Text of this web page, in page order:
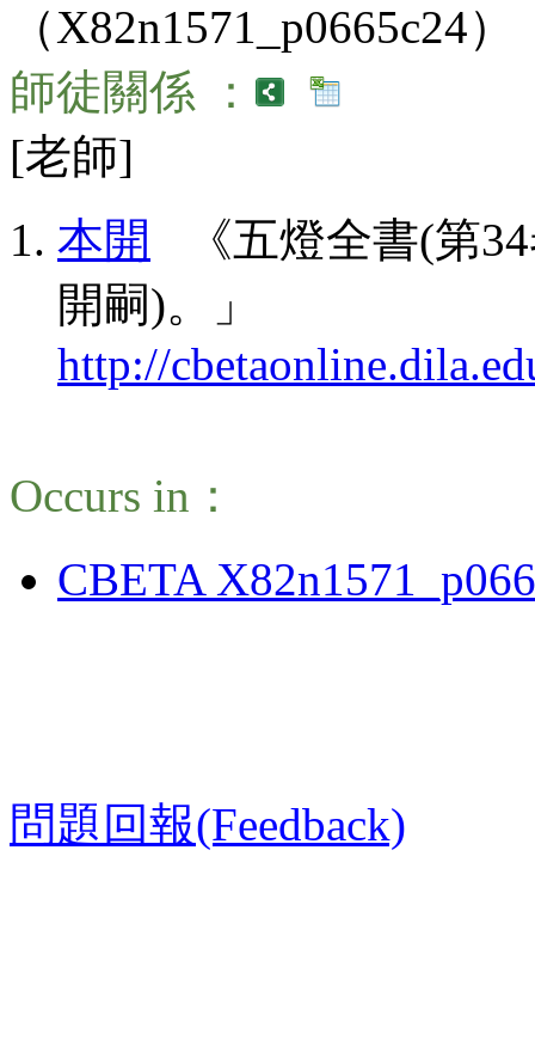
（X82n1571_p0665c24）
師徒關係 ：
[老師]
本開
《五燈全書(第
開嗣)。」
http://
Occurs in：
CBETA
問題回報(Feedback)